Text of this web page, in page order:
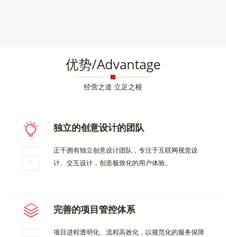
优势/Advantage
经营之道 立足之根
独立的创意设计的团队
正千拥有独立创意设计团队，专注于互联网视觉设
计、交互设计，创造极致化的用户体验。
完善的项目管控体系
项目进程透明化、流程高效化，以规范化的服务保障